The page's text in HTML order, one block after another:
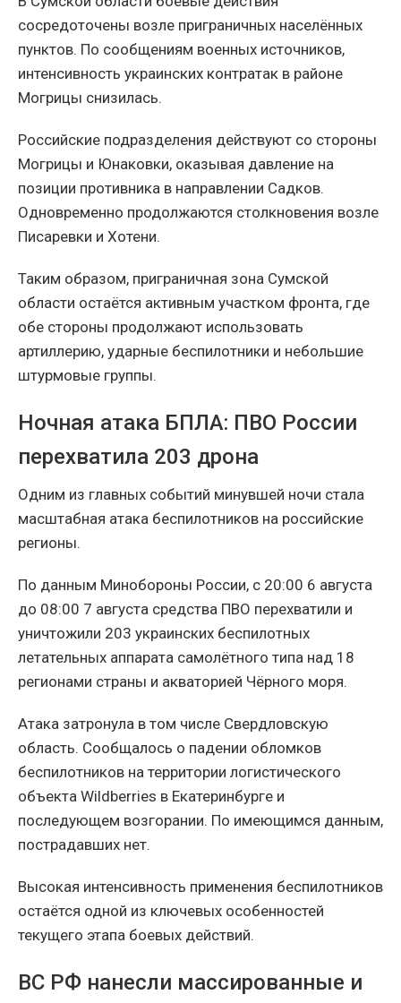
сосредоточены возле приграничных населённых
пунктов. По сообщениям военных источников,
интенсивность украинских контратак в районе
Могрицы снизилась.
Российские подразделения действуют со стороны
Могрицы и Юнаковки, оказывая давление на
позиции противника в направлении Садков.
Одновременно продолжаются столкновения возле
Писаревки и Хотени.
Таким образом, приграничная зона Сумской
области остаётся активным участком фронта, где
обе стороны продолжают использовать
артиллерию, ударные беспилотники и небольшие
штурмовые группы.
Ночная атака БПЛА: ПВО России
перехватила 203 дрона
Одним из главных событий минувшей ночи стала
масштабная атака беспилотников на российские
регионы.
По данным Минобороны России, с 20:00 6 августа
до 08:00 7 августа средства ПВО перехватили и
уничтожили 203 украинских беспилотных
летательных аппарата самолётного типа над 18
регионами страны и акваторией Чёрного моря.
Атака затронула в том числе Свердловскую
область. Сообщалось о падении обломков
беспилотников на территории логистического
объекта Wildberries в Екатеринбурге и
последующем возгорании. По имеющимся данным,
пострадавших нет.
Высокая интенсивность применения беспилотников
остаётся одной из ключевых особенностей
текущего этапа боевых действий.
ВС РФ нанесли массированные и